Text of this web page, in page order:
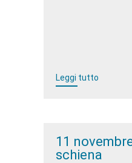
Leggi tutto
11
schiena